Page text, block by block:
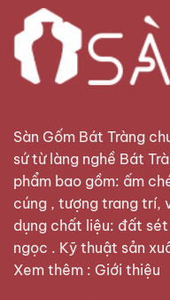
Sàn Gốm Bát Tràng
sứ từ làng nghề Bát
phẩm bao gồm: ấm
cúng , tượng trang trí,
dụng chất liệu: đất
ngọc . Kỹ thuật sản
Xem thêm : Giới thiệu